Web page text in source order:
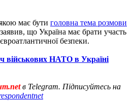
має бути головна тема розмови
що Україна має брати участь
безпеки.
військових НАТО в Україні
в Telegram. Підписуйтесь на